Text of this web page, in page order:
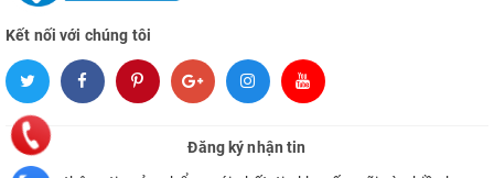
Kết nối với chúng tôi
Đăng ký nhận tin